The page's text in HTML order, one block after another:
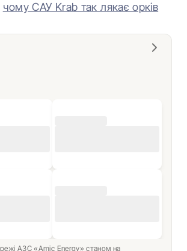
чому САУ Krab так лякає орків
АЗС «Amic Energy» станом на